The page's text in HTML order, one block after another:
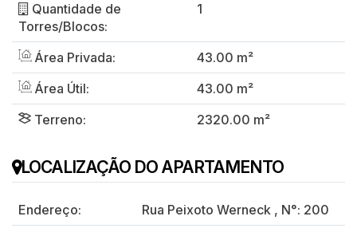
Quantidade de
Torres/Blocos:
1
Área Privada:
43.00 m²
Área Útil:
43.00 m²
Terreno:
2320.00 m²
LOCALIZAÇÃO DO APARTAMENTO
Endereço: Rua Peixoto Werneck , N°: 200